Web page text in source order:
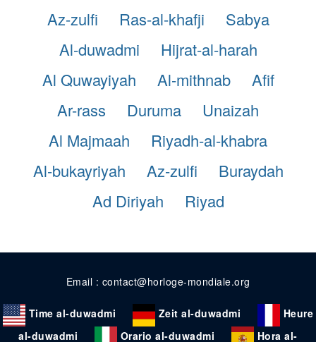
Az-zulfi
Ras-al-khafji
Sabya
Al-duwadmi
Hijrat-al-harah
Al Quwayiyah
Al-mithnab
Afif
Ar-rass
Duruma
Unaizah
Al Majmaah
Riyadh-al-khabra
Al-bukayriyah
Az-zulfi
Buraydah
Ad Diriyah
Riyad
Email : contact@horloge-mondiale.org
Time al-duwadmi Zeit al-duwadmi
Heure
al-duwadmi
Orario al-duwadmi Hora al-